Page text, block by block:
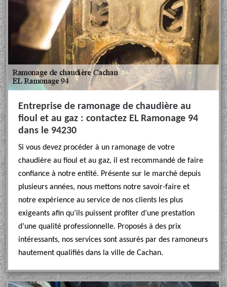
Entreprise de ramonage de chaudière au
fioul et au gaz : contactez EL Ramonage 94
dans le 94230
Si vous devez procéder à un ramonage de votre
chaudière au fioul et au gaz, il est recommandé de faire
confiance à notre entité. Présente sur le marché depuis
plusieurs années, nous mettons notre savoir-faire et
notre expérience au service de nos clients les plus
exigeants afin qu’ils puissent profiter d’une prestation
d’une qualité professionnelle. Proposés à des prix
intéressants, nos services sont assurés par des ramoneurs
hautement qualifiés dans la ville de Cachan.